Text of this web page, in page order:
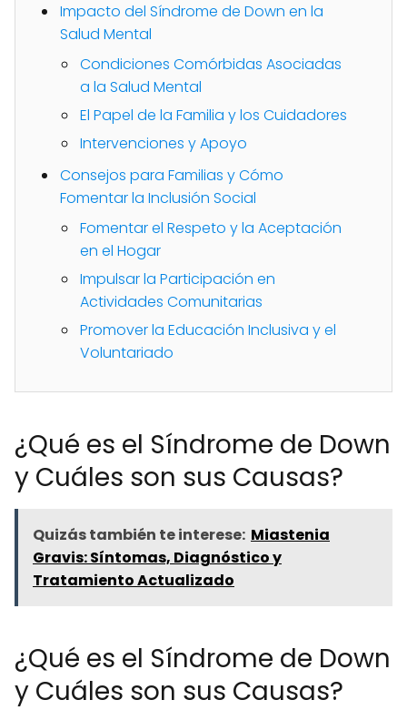
Impacto del Síndrome de Down en la
Salud Mental
Condiciones Comórbidas Asociadas
a la Salud Mental
El Papel de la Familia y los Cuidadores
Intervenciones y Apoyo
Consejos para Familias y Cómo
Fomentar la Inclusión Social
Fomentar el Respeto y la Aceptación
en el Hogar
Impulsar la Participación en
Actividades Comunitarias
Promover la Educación Inclusiva y el
Voluntariado
¿Qué es el Síndrome de Down
y Cuáles son sus Causas?
Quizás también te interese: Miastenia
Gravis: Síntomas, Diagnóstico y
Tratamiento Actualizado
¿Qué es el Síndrome de Down
y Cuáles son sus Causas?